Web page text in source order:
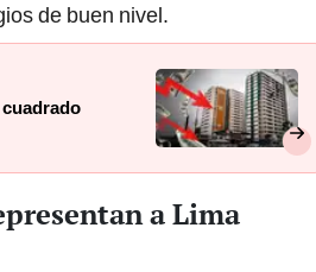
de buen nivel.
a Lima